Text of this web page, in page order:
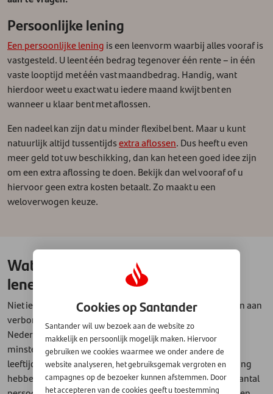
Persoonlijke lening
Een persoonlijke lening is een leenvorm waarbij alles vooraf is
vastgesteld. U leent één bedrag tegenover één rente – in één
vaste looptijd met één vast maandbedrag. Handig, want
hierdoor weet u exact wat u iedere maand kwijt bent en
wanneer u klaar bent met aflossen.
Een nadeel kan zijn dat u minder flexibel bent. Maar u kunt
natuurlijk altijd tussentijdsextra aflossen. Dus heeft u even
meer geld tot uw beschikking, dan kan het een goed idee zijn
om een extra aflossing te doen. Bekijk dan wel vooraf of u
hiervoor geen extra kosten betaalt. Zo maakt u een
weloverwogen keuze.
Wat zijn de voorwaarden voor het
lenen van geld?
Niet iedereen kan zomaar geld lenen, er zijn voorwaarden aan
verbonden die belangrijk zijn. U moet bijvoorbeeld in
Nederland wonen, over een vast inkomen beschikken,
minstens achttien jaar zijn, de lening vóór een bepaalde
leeftijd af kunnen lossen en een Nederlandse bankrekening
hebben. De kredietverstrekker kijkt daarnaast naar een aantal
Cookies op Santander
Santander wil uw bezoek aan de website zo
makkelijk en persoonlijk mogelijk maken. Hiervoor
gebruiken we cookies waarmee we onder andere de
website analyseren, het gebruiksgemak vergroten en
campagnes op de bezoeker kunnen afstemmen. Door
het accepteren van de cookies geeft u toestemming